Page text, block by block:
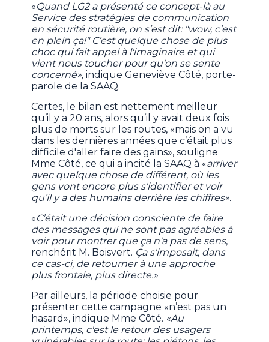
«Quand LG2 a présenté ce concept-là au
Service des stratégies de communication
en sécurité routière, on s’est dit: "wow, c’est
en plein ça!" C’est quelque chose de plus
choc qui fait appel à l'imaginaire et qui
vient nous toucher pour qu'on se sente
concerné», indique Geneviève Côté, porte-
parole de la SAAQ.
Certes, le bilan est nettement meilleur
qu’il y a 20 ans, alors qu’il y avait deux fois
plus de morts sur les routes, «mais on a vu
dans les dernières années que c’était plus
difficile d'aller faire des gains», souligne
Mme Côté, ce qui a incité la SAAQ à «arriver
avec quelque chose de différent, où les
gens vont encore plus s'identifier et voir
qu’il y a des humains derrière les chiffres».
«C’était une décision consciente de faire
des messages qui ne sont pas agréables à
voir pour montrer que ça n'a pas de sens,
renchérit M. Boisvert. Ça s'imposait, dans
ce cas-ci, de retourner à une approche
plus frontale, plus directe.»
Par ailleurs, la période choisie pour
présenter cette campagne «n’est pas un
hasard», indique Mme Côté. «Au
printemps, c'est le retour des usagers